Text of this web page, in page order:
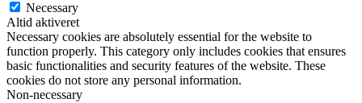
Necessary
Altid aktiveret
Necessary cookies are absolutely essential for the website to
function properly. This category only includes cookies that ensures
basic functionalities and security features of the website. These
cookies do not store any personal information.
Non-necessary